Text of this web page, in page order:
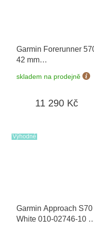
Garmin Forerunner
42 mm
Whitestone/Cloud Blue
010-02970-01
skladem na prodejně
11 290 Kč
Výhodné
Garmin Approach S70
White 010-02746-10 +